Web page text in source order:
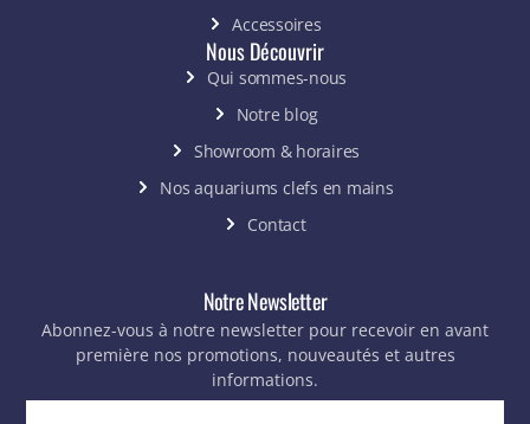
Accessoires
Nous Découvrir
Qui sommes-nous
Notre blog
Showroom & horaires
Nos aquariums clefs en mains
Contact
Notre Newsletter
Abonnez-vous à notre newsletter pour recevoir en avant
première nos promotions, nouveautés et autres
informations.